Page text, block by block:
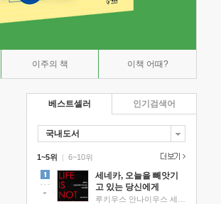
이주의 책 이책 어때?
베스트셀러
국내도서
1~5위 |
세네카, 오늘을 빼앗기
고 있는 당신에게
6~10위
인기검색어